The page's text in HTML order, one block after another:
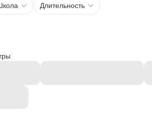
Длительность